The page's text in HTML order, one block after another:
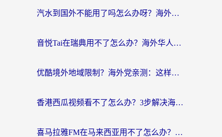
汽水到国外不能用了吗怎么办呀？海外党追剧看片的救星在这里！
音悦Tai在瑞典用不了怎么办？海外华人追剧听歌的实用指南
优酷境外地域限制？海外党亲测：这样看国内剧再也不卡（附3个实用场景解决）
香港西瓜视频看不了怎么办？3步解决海外追剧难题，附靠谱加速器推荐
喜马拉雅FM在马来西亚用不了怎么办？海外华人亲测有效的回国加速指南